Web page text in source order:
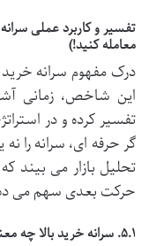
تفسیر و کاربرد عملی
معامله کنید!)
درک مفهوم سرانه
این شاخص، زمانی
تفسیر کرده و در
گر حرفه ای، سرانه را
تحلیل بازار می بیند
حرکت بعدی سهم می
۵.۱. سرانه خرید بالا چه معنایی دارد؟ (سیگنال های مثبت و سناریوها)